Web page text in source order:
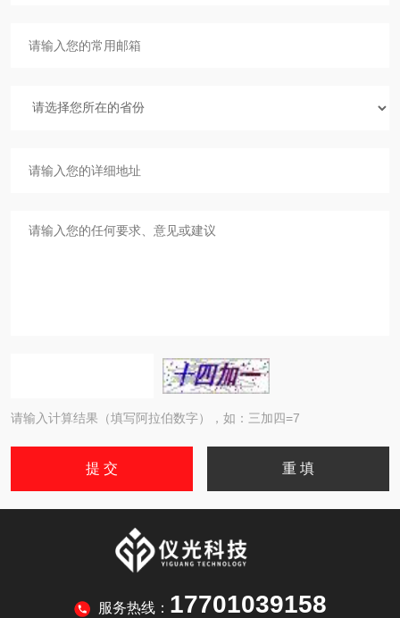
请输入计算结果（填写阿拉伯数字），如：三加四=7
服务热线： 17701039158